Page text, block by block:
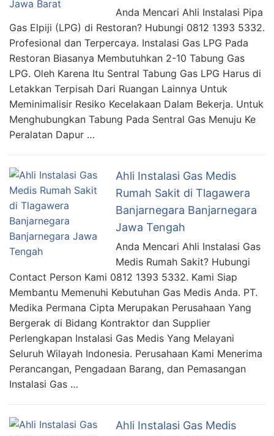
Anda Mencari Ahli Instalasi Pipa
Gas Elpiji (LPG) di Restoran? Hubungi 0812 1393 5332.
Profesional dan Terpercaya. Instalasi Gas LPG Pada
Restoran Biasanya Membutuhkan 2-10 Tabung Gas
LPG. Oleh Karena Itu Sentral Tabung Gas LPG Harus di
Letakkan Terpisah Dari Ruangan Lainnya Untuk
Meminimalisir Resiko Kecelakaan Dalam Bekerja. Untuk
Menghubungkan Tabung Pada Sentral Gas Menuju Ke
Peralatan Dapur …
Ahli Instalasi Gas Medis
Rumah Sakit di Tlagawera
Banjarnegara Banjarnegara
Jawa Tengah
Anda Mencari Ahli Instalasi Gas
Medis Rumah Sakit? Hubungi
Contact Person Kami 0812 1393 5332. Kami Siap
Membantu Memenuhi Kebutuhan Gas Medis Anda. PT.
Medika Permana Cipta Merupakan Perusahaan Yang
Bergerak di Bidang Kontraktor dan Supplier
Perlengkapan Instalasi Gas Medis Yang Melayani
Seluruh Wilayah Indonesia. Perusahaan Kami Menerima
Perancangan, Pengadaan Barang, dan Pemasangan
Instalasi Gas …
Ahli Instalasi Gas Medis